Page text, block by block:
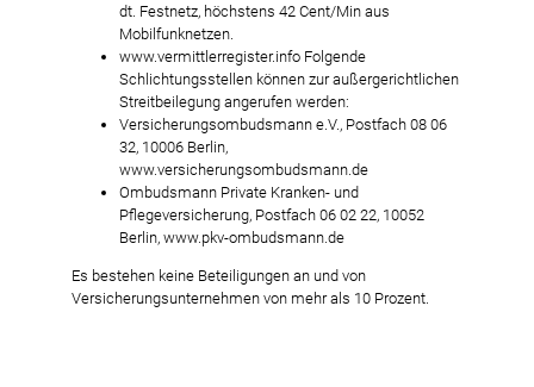
dt. Festnetz, höchstens 42 Cent/Min aus
Mobilfunknetzen.
www.vermittlerregister.info Folgende
Schlichtungsstellen können zur außergerichtlichen
Streitbeilegung angerufen werden:
Versicherungsombudsmann e.V., Postfach 08 06
32, 10006 Berlin,
www.versicherungsombudsmann.de
Ombudsmann Private Kranken- und
Pflegeversicherung, Postfach 06 02 22, 10052
Berlin, www.pkv-ombudsmann.de
Es bestehen keine Beteiligungen an und von
Versicherungsunternehmen von mehr als 10 Prozent.